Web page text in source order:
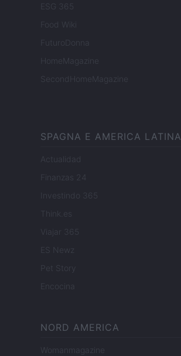
ESG 365
Food Wiki
FuturoDonna
HomeMagazine
SecondHomeMagazine
SPAGNA E AMERICA LATINA
Actualidad
Finanzas 24
Investindo 365
Think.es
Viajar 365
ES Newz
Pet Story
Encocina
NORD AMERICA
Womanmagazine